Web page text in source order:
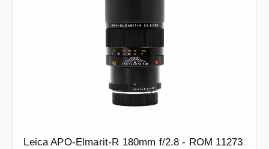
Leica APO-Elmarit-R 180mm f/2.8 - ROM 11273